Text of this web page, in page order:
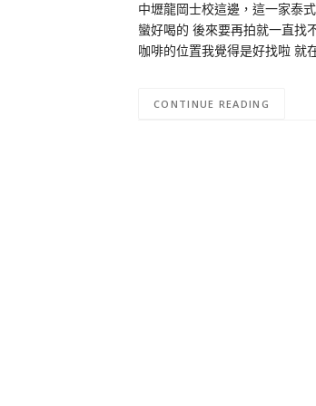
中壢龍岡士校這邊，這一家泰
蠻好喝的 後來要再拍就一直找
咖啡的位置我覺得是好找啦 就
CONTINUE READING